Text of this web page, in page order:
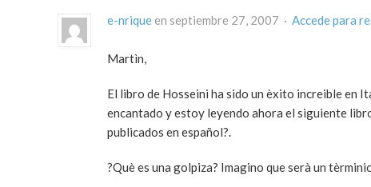
e-nrique en septiembre 27, 2007 · Accede para
Martìn,
El libro de Hosseini ha sido un èxito increible en
encantado y estoy leyendo ahora el siguiente
publicados en español?.
?Què es una golpiza? Imagino que serà un